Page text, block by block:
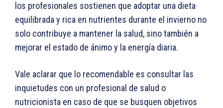
los profesionales sostienen que adoptar una dieta
equilibrada y rica en nutrientes durante el invierno no
solo contribuye a mantener la salud, sino también a
mejorar el estado de ánimo y la energía diaria.
Vale aclarar que lo recomendable es consultar las
inquietudes con un profesional de salud o
nutricionista en caso de que se busquen objetivos